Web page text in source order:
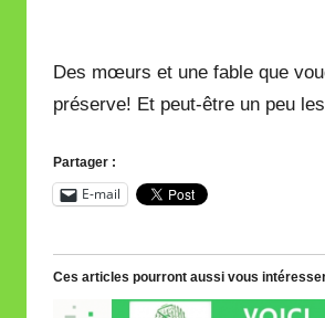
Des mœurs et une fable que
préserve! Et peut-être un peu
Partager :
E-mail
Ces articles pourront aussi vous